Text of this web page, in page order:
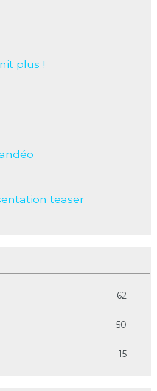
plus !
teaser
62
50
15